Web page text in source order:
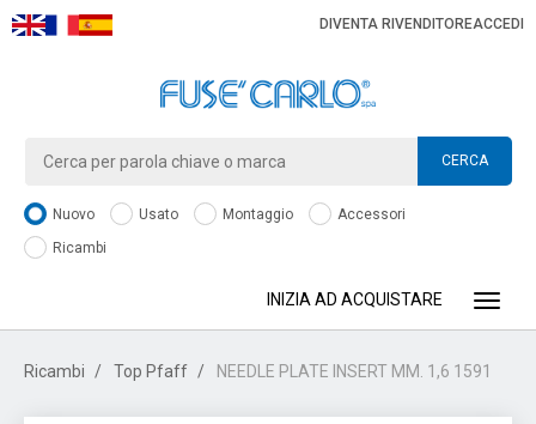
DIVENTA RIVENDITOREACCEDI
CERCA
Nuovo Usato Montaggio
Accessori
Ricambi
INIZIA AD ACQUISTARE
Ricambi Top Pfaff NEEDLE PLATE INSERT MM. 1,6 1591